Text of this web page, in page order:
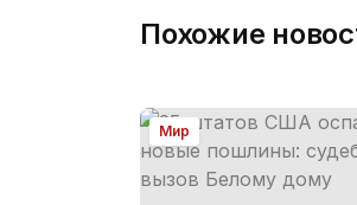
Похожие
Мир